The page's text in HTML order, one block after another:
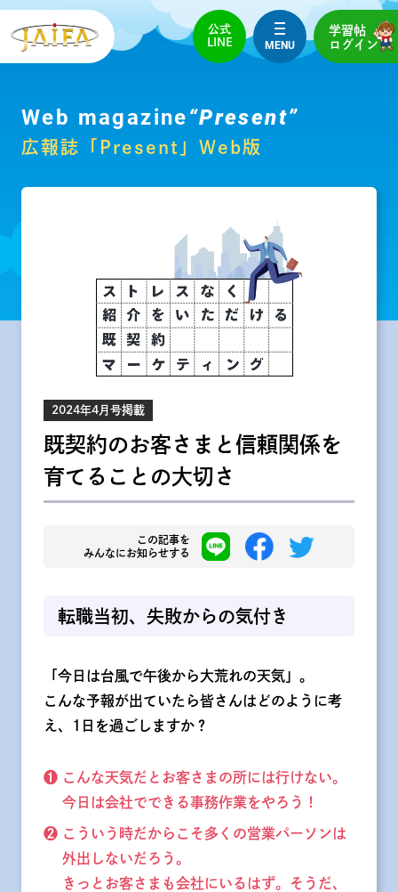
公式
LINE
MENU
学習帖
ログイン
Web magazine“Present”
広報誌「Present」Web版
2024年4月号掲載
既契約のお客さまと信頼関係を
育てることの大切さ
この記事を
みんなにお知らせする
転職当初、失敗からの気付き
「今日は台風で午後から大荒れの天気」。
こんな予報が出ていたら皆さんはどのように考
え、1日を過ごしますか？
❶ こんな天気だとお客さまの所には行けない。
今日は会社でできる事務作業をやろう！
❷ こういう時だからこそ多くの営業パーソンは
外出しないだろう。
きっとお客さまも会社にいるはず。そうだ、